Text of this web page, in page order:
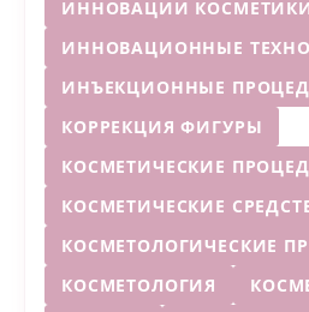
ИННОВАЦИИ
ИННОВАЦИОННЫЕ
ИНЪЕКЦИОННЫЕ
КОРРЕКЦИЯ ФИГУРЫ
КОСМЕТИЧЕСКИЕ
КОСМЕТИЧЕСКИЕ
КОСМЕТОЛОГИЧЕСКИЕ
КОСМЕТОЛОГИЯ